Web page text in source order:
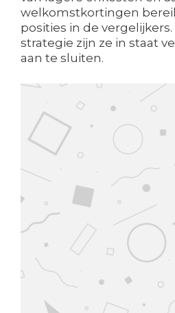
welkomstkortingen
posities in de
strategie zijn ze in staat
aan te sluiten.